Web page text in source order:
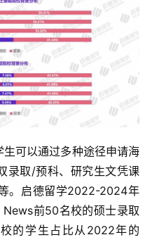
可以通过多种途径申请海
录取/预科、研究生文凭课
。启德留学2022-2024年
前50名校的硕士录取
的学生占比从2022年的